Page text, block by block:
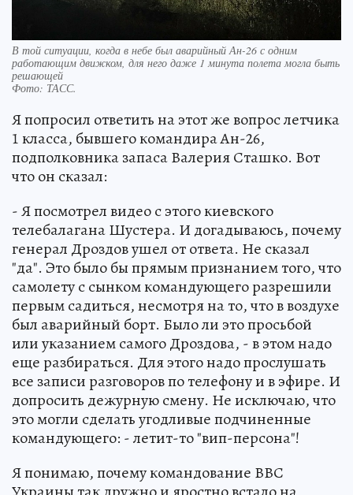
В той ситуации, когда в небе был аварийный Ан-26 с одним
работающим движком, для него даже 1 минута полета могла быть
решающей
Фото: ТАСС.
Я попросил ответить на этот же вопрос летчика
1 класса, бывшего командира Ан-26,
подполковника запаса Валерия Сташко. Вот
что он сказал:
- Я посмотрел видео с этого киевского
телебалагана Шустера. И догадываюсь, почему
генерал Дроздов ушел от ответа. Не сказал
"да". Это было бы прямым признанием того, что
самолету с сынком командующего разрешили
первым садиться, несмотря на то, что в воздухе
был аварийный борт. Было ли это просьбой
или указанием самого Дроздова, - в этом надо
еще разбираться. Для этого надо прослушать
все записи разговоров по телефону и в эфире. И
допросить дежурную смену. Не исключаю, что
это могли сделать угодливые подчиненные
командующего: - летит-то "вип-персона"!
Я понимаю, почему командование ВВС